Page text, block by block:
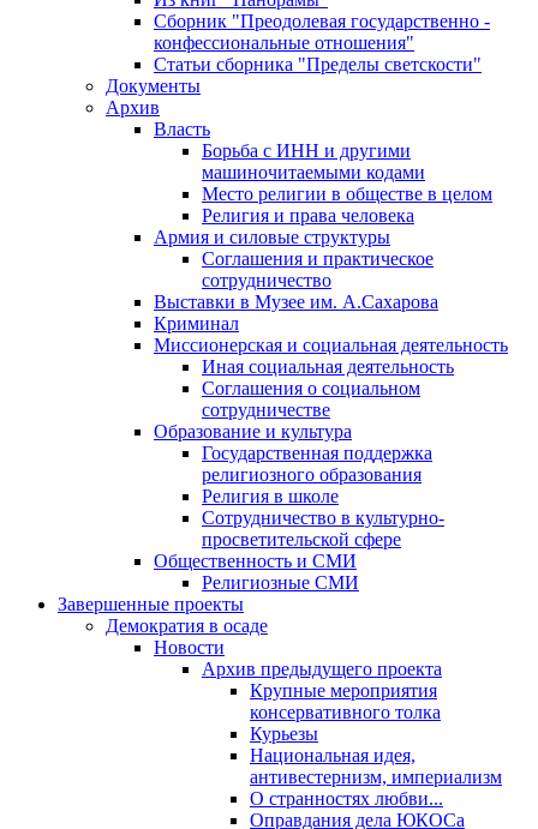
Сборник "Преодолевая государственно -
конфессиональные отношения"
Статьи сборника "Пределы светскости"
Документы
Архив
Власть
Борьба с ИНН и другими
машиночитаемыми кодами
Место религии в обществе в целом
Религия и права человека
Армия и силовые структуры
Соглашения и практическое
сотрудничество
Выставки в Музее им. А.Сахарова
Криминал
Миссионерская и социальная деятельность
Иная социальная деятельность
Соглашения о социальном
сотрудничестве
Образование и культура
Государственная поддержка
религиозного образования
Религия в школе
Сотрудничество в культурно-
просветительской сфере
Общественность и СМИ
Религиозные СМИ
Завершенные проекты
Демократия в осаде
Новости
Архив предыдущего проекта
Крупные мероприятия
консервативного толка
Курьезы
Национальная идея,
антивестернизм, империализм
О странностях любви...
Оправдания дела ЮКОСа